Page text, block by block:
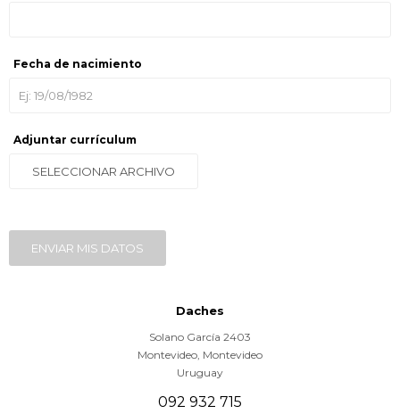
Fecha de nacimiento
Adjuntar currículum
SELECCIONAR ARCHIVO
ENVIAR MIS DATOS
Daches
Solano García 2403
Montevideo, Montevideo
Uruguay
092 932 715